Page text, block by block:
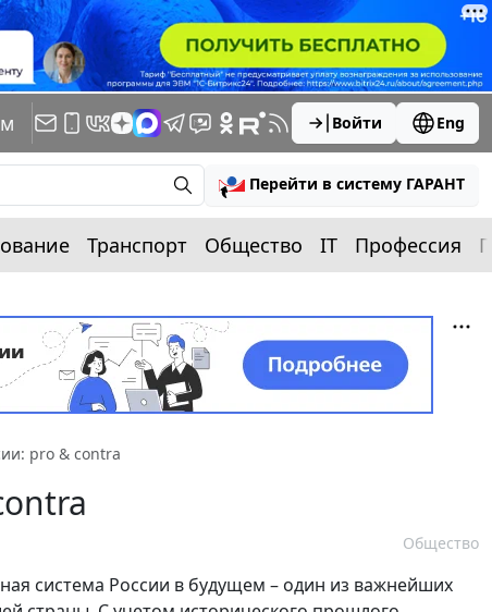
Войти Eng
Перейти в систему ГАРАНТ
Транспорт Общество IT Профессия
pro & contra
Общество
система России в будущем – один из важнейших